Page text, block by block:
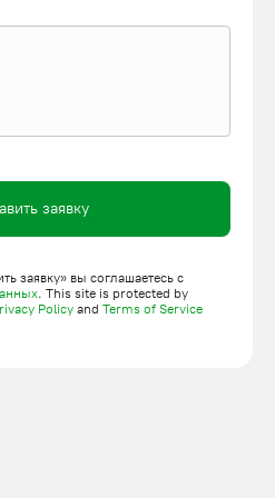
модулей, выкатной
секционных ворот. Всё
заявку
заявку» вы соглашаетесь с
. This site is protected by
Policy and Terms of Service